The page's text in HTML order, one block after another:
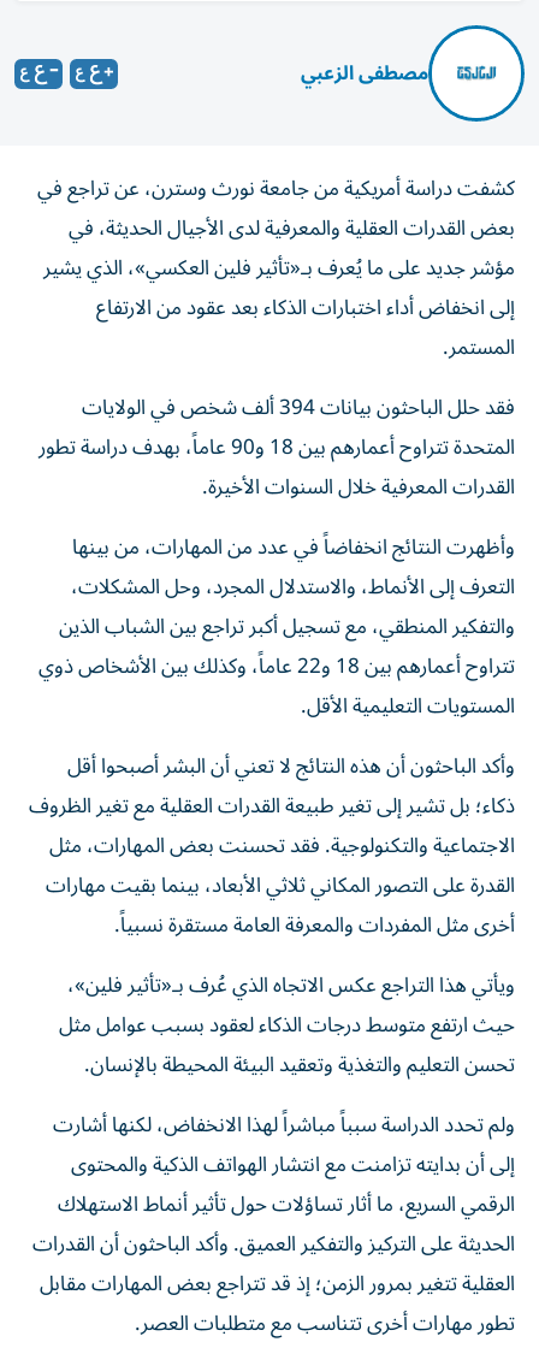
مصطفى الزعبي
كشفت دراسة أمريكية من جامعة نورث وسترن، عن تراجع في
بعض القدرات العقلية والمعرفية لدى الأجيال الحديثة، في
مؤشر جديد على ما يُعرف بـ«تأثير فلين العكسي»، الذي يشير
إلى انخفاض أداء اختبارات الذكاء بعد عقود من الارتفاع
المستمر.
فقد حلل الباحثون بيانات 394 ألف شخص في الولايات
المتحدة تتراوح أعمارهم بين 18 و90 عاماً، بهدف دراسة تطور
القدرات المعرفية خلال السنوات الأخيرة.
وأظهرت النتائج انخفاضاً في عدد من المهارات، من بينها
التعرف إلى الأنماط، والاستدلال المجرد، وحل المشكلات،
والتفكير المنطقي، مع تسجيل أكبر تراجع بين الشباب الذين
تتراوح أعمارهم بين 18 و22 عاماً، وكذلك بين الأشخاص ذوي
المستويات التعليمية الأقل.
وأكد الباحثون أن هذه النتائج لا تعني أن البشر أصبحوا أقل
ذكاء؛ بل تشير إلى تغير طبيعة القدرات العقلية مع تغير الظروف
الاجتماعية والتكنولوجية. فقد تحسنت بعض المهارات، مثل
القدرة على التصور المكاني ثلاثي الأبعاد، بينما بقيت مهارات
أخرى مثل المفردات والمعرفة العامة مستقرة نسبياً.
ويأتي هذا التراجع عكس الاتجاه الذي عُرف بـ«تأثير فلين»،
حيث ارتفع متوسط درجات الذكاء لعقود بسبب عوامل مثل
تحسن التعليم والتغذية وتعقيد البيئة المحيطة بالإنسان.
ولم تحدد الدراسة سبباً مباشراً لهذا الانخفاض، لكنها أشارت
إلى أن بدايته تزامنت مع انتشار الهواتف الذكية والمحتوى
الرقمي السريع، ما أثار تساؤلات حول تأثير أنماط الاستهلاك
الحديثة على التركيز والتفكير العميق. وأكد الباحثون أن القدرات
العقلية تتغير بمرور الزمن؛ إذ قد تتراجع بعض المهارات مقابل
تطور مهارات أخرى تتناسب مع متطلبات العصر.